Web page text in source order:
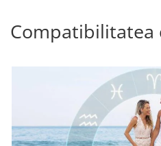
Compatibilitatea